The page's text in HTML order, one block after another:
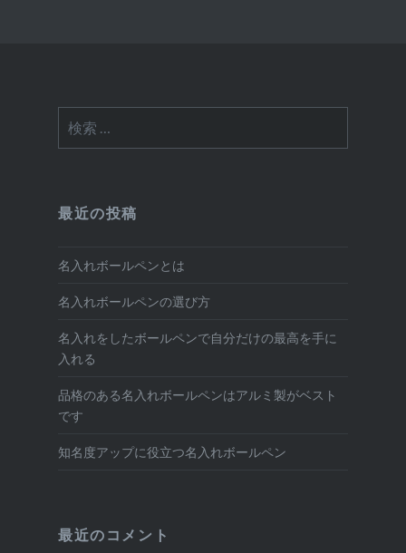
索:
最近の投稿
名入れボールペンとは
名入れボールペンの選び方
名入れをしたボールペンで自分だけの最高を手に
入れる
品格のある名入れボールペンはアルミ製がベスト
です
知名度アップに役立つ名入れボールペン
最近のコメント